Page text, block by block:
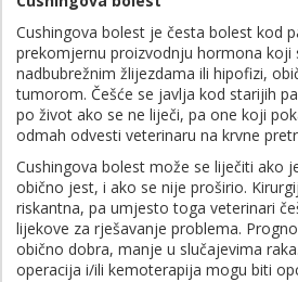
Cushingova bolest je česta bolest kod
prekomjernu proizvodnju hormona koji
nadbubrežnim žlijezdama ili hipofizi,
tumorom. Češće se javlja kod starijih
po život ako se ne liječi, pa one koji
odmah odvesti veterinaru na krvne
Cushingova bolest može se liječiti ako
obično jest, i ako se nije proširio.
riskantna, pa umjesto toga veterinari
lijekove za rješavanje problema.
obično dobra, manje u slučajevima
operacija i/ili kemoterapija mogu biti